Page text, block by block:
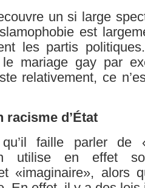
un si large
est
les partis
le mariage gay par
relativement, ce
racisme d’État
faille parler de
utilise en effet
«imaginaire», alors